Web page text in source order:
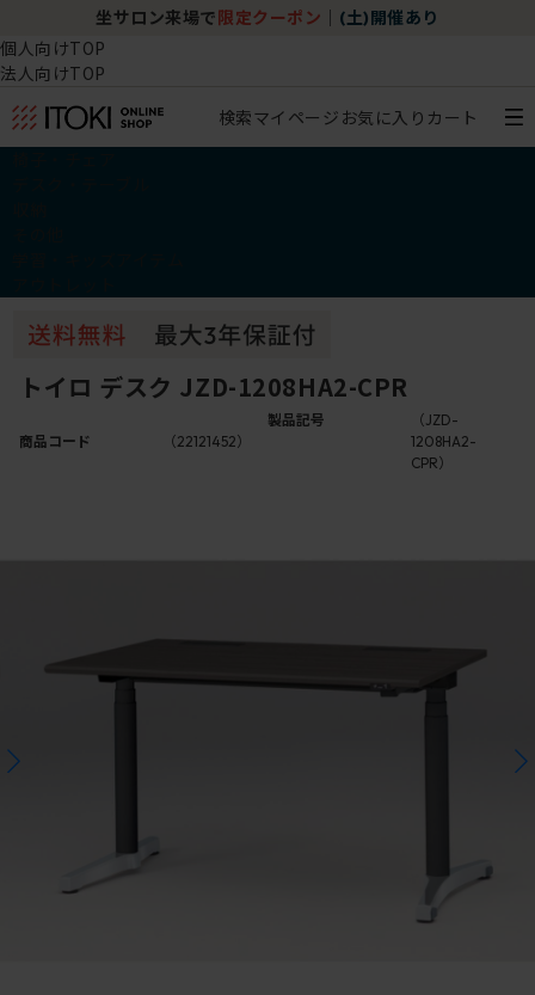
坐サロン来場で 限定クーポン (土)開催あり
個人向けTOP
法人向けTOP
検索マイページ お気に入り カート
トイロ デスク JZD-1208HA2-CPR
商品コード （22121452）
製品記号
（JZD-
1208HA2-
CPR）